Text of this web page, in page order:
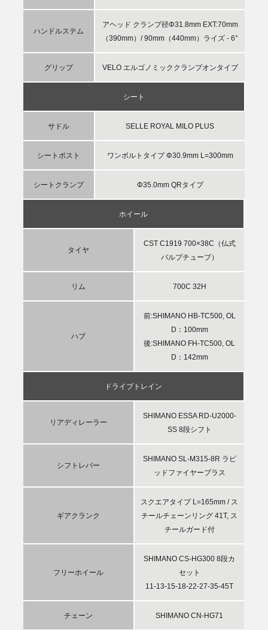
ハンドルステム
アヘッド クランプ径Φ31.8mm EXT:70mm
（390mm）/ 90mm（440mm）ライズ - 6°
グリップ VELO エルゴノミッククランプオンタイプ
シート
サドル SELLE ROYAL MILO PLUS
シートポスト ワンボルトタイプ Φ30.9mm L=300mm
シートクランプ Φ35.0mm QRタイプ
ホイール
タイヤ
CST C1919 700×38C（仏式
バルブチューブ）
リム 700C 32H
ハブ
前:SHIMANO HB-TC500, OL
D：100mm
後:SHIMANO FH-TC500, OL
D：142mm
ドライブトレイン
リアディレーラー
SHIMANO ESSA RD-U2000-
SS 8段シフト
シフトレバー
SHIMANO SL-M315-8R ラピ
ッドファイヤープラス
ギアクランク
スクエアタイプ L=165mm / ス
チールチェーンリング 41T, ス
チールガード付
フリーホイール
SHIMANO CS-HG300 8段カ
セット
11-13-15-18-22-27-35-45T
チェーン SHIMANO CN-HG71